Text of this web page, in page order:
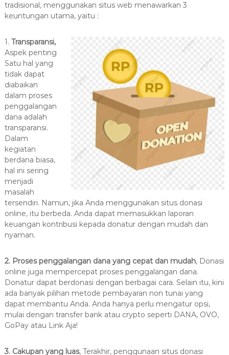
tradisional, menggunakan situs web menawarkan 3
keuntungan utama, yaitu :
1. Transparansi,
Aspek penting
Satu hal yang
tidak dapat
diabaikan
dalam proses
penggalangan
dana adalah
transparansi.
Dalam
kegiatan
berdana biasa,
hal ini sering
menjadi
masalah
tersendiri. Namun, jika Anda menggunakan situs donasi
online, itu berbeda. Anda dapat memasukkan laporan
keuangan kontribusi kepada donatur dengan mudah dan
nyaman.
2. Proses penggalangan dana yang cepat dan mudah, Donasi
online juga mempercepat proses penggalangan dana.
Donatur dapat berdonasi dengan berbagai cara. Selain itu, kini
ada banyak pilihan metode pembayaran non tunai yang
dapat membantu Anda. Anda hanya perlu mengatur opsi,
mulai dengan transfer bank atau crypto seperti DANA, OVO,
GoPay atau Link Aja!
3. Cakupan yang luas, Terakhir, penggunaan situs donasi